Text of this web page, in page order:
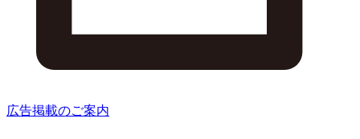
広告掲載のご案内